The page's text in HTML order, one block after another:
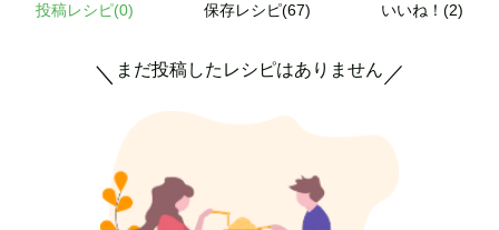
投稿レシピ(0) 保存レシピ(67) いいね！(2)
＼ まだ投稿したレシピはありません ／